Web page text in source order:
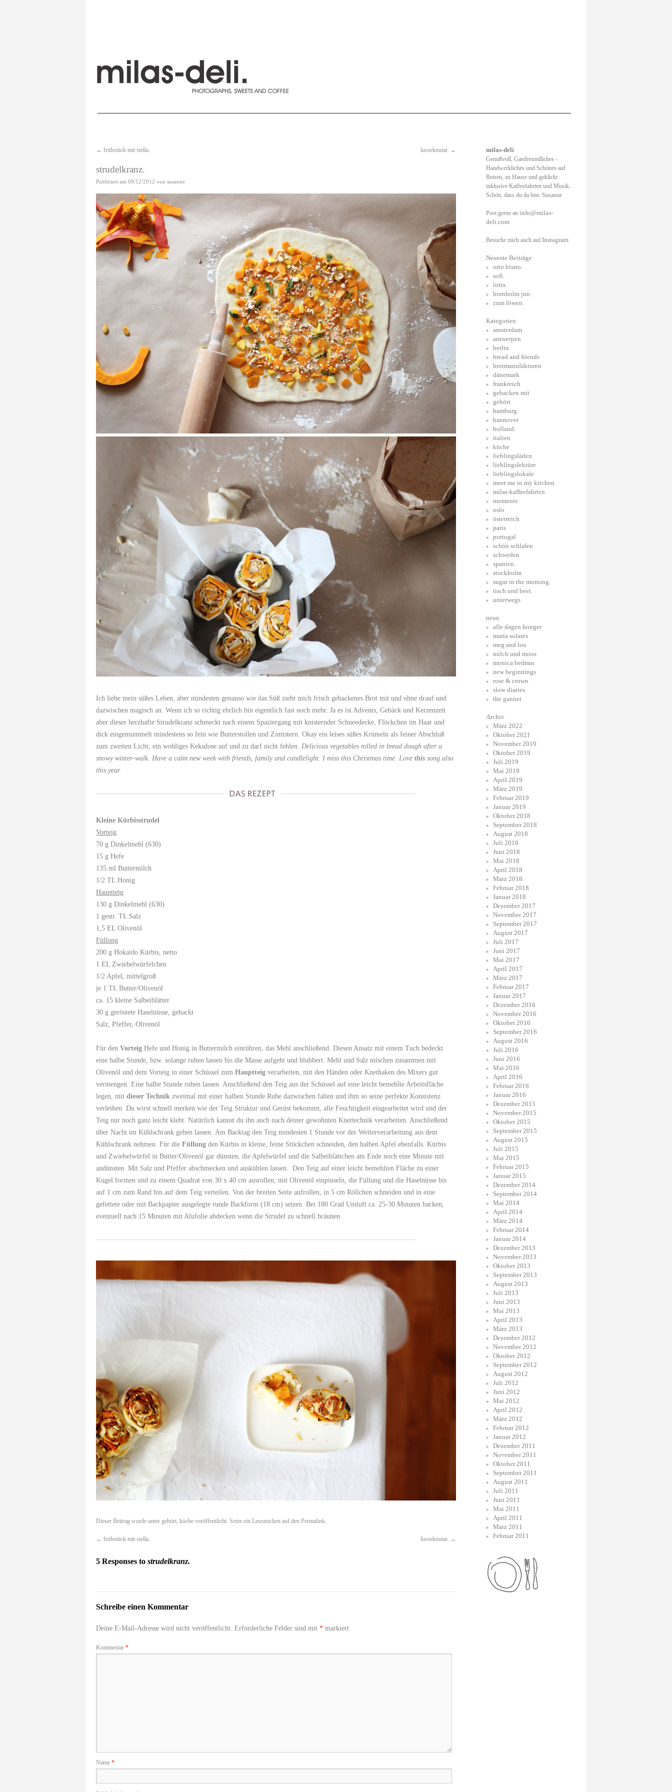
← frühstück mit stella. lusseknutar. →
strudelkranz.
Publiziert am 09/12/2012 von susanne
Ich liebe mein süßes Leben, aber mindesten genauso wie das Süß zieht mich frisch gebackenes Brot mit und ohne drauf und
dazwischen magisch an. Wenn ich so richtig ehrlich bin eigentlich fast noch mehr. Ja es ist Advents, Gebäck und Kerzenzeit
aber dieser herzhafte Strudelkranz schmeckt nach einem Spaziergang mit knisternder Schneedecke, Flöckchen im Haar und
dick eingemummelt mindestens so fein wie Butterstollen und Zimtstern. Okay ein leises süßes Krümeln als feiner Abschluß
zum zweiten Licht, ein wohliges Keksdose auf und zu darf nicht fehlen. Delicious vegetables rolled in bread dough after a
snowy winter-walk. Have a calm new week with friends, family and candlelight. I miss this Christmas time. Love this song also
this year.
Kleine Kürbisstrudel
Vorteig
70 g Dinkelmehl (630)
15 g Hefe
135 ml Buttermilch
1/2 TL Honig
Hauptteig
130 g Dinkelmehl (630)
1 gestr. TL Salz
1,5 EL Olivenöl
Füllung
200 g Hokaido Kürbis, netto
1 EL Zwiebelwürfelchen
1/2 Apfel, mittelgroß
je 1 TL Butter/Olivenöl
ca. 15 kleine Salbeiblätter
30 g geröstete Haselnüsse, gehackt
Salz, Pfeffer, Olivenöl
Für den Vorteig Hefe und Honig in Buttermilch einrühren, das Mehl anschließend. Diesen Ansatz mit einem Tuch bedeckt
eine halbe Stunde, bzw. solange ruhen lassen bis die Masse aufgeht und blubbert. Mehl und Salz mischen zusammen mit
Olivenöl und dem Vorteig in einer Schüssel zum Hauptteig verarbeiten, mit den Händen oder Knethaken des Mixers gut
vermengen. Eine halbe Stunde ruhen lassen. Anschließend den Teig aus der Schüssel auf eine leicht bemehlte Arbeitsfläche
legen, mit dieser Technik zweimal mit einer halben Stunde Ruhe dazwischen falten und ihm so seine perfekte Konsistenz
verleihen. Du wirst schnell merken wie der Teig Struktur und Gerüst bekommt, alle Feuchtigkeit eingearbeitet wird und der
Teig nur noch ganz leicht klebt. Natürlich kannst du ihn auch nach deiner gewohnten Knettechnik verarbeiten. Anschließend
über Nacht im Kühlschrank gehen lassen. Am Backtag den Teig mindesten 1 Stunde vor der Weiterverarbeitung aus dem
Kühlschrank nehmen. Für die Füllung den Kürbis in kleine, feine Stückchen schneiden, den halben Apfel ebenfalls. Kürbis
und Zwiebelwürfel in Butter/Olivenöl gar dünsten, die Apfelwürfel und die Salbeiblättchen am Ende noch eine Minute mit
andünsten. Mit Salz und Pfeffer abschmecken und auskühlen lassen. Den Teig auf einer leicht bemehlten Fläche zu einer
Kugel formen und zu einem Quadrat von 30 x 40 cm ausrollen, mit Olivenöl einpinseln, die Füllung und die Haselnüsse bis
auf 1 cm zum Rand hin auf dem Teig verteilen. Von der breiten Seite aufrollen, in 5 cm Röllchen schneiden und in eine
gefettete oder mit Backpapier ausgelegte runde Backform (18 cm) setzen. Bei 180 Grad Umluft ca. 25-30 Minuten backen,
eventuell nach 15 Minuten mit Alufolie abdecken wenn die Strudel zu schnell bräunen.
Dieser Beitrag wurde unter gehört, küche veröffentlicht. Setze ein Lesezeichen auf den Permalink.
← frühstück mit stella. lusseknutar. →
5 Responses to strudelkranz.
Schreibe einen Kommentar
Deine E-Mail-Adresse wird nicht veröffentlicht. Erforderliche Felder sind mit * markiert
Kommentar *
Name *
milas-deli
Genußvoll, Gastfreundliches -
Handwerkliches und Schönes auf
Reisen, zu Hause und geklickt
inklusive Kaffeefahrten und Musik.
Schön, dass du da bist. Susanne
Post gerne an info@milas-
deli.com
Besuche mich auch auf Instagram
Neueste Beiträge
orto.bistro.
sofi.
lotta.
bornholm jun.
zum löwen.
Kategorien
amsterdam
antwerpen
berlin
bread and friends
brotmanufakturen
dänemark
frankreich
gebacken mit
gehört
hamburg
hannover
holland.
italien
küche
lieblingsläden
lieblingslektüre
lieblingslokale
meet me in my kitchen
milas-kaffeefahrten
momente
oslo
österreich
paris
portugal
schön schlafen
schweden
spanien.
stockholm
sugar in the morning.
tisch und beet.
unterwegs
neun
alle dagen honger
maría solares
meg and lou
milch und moos
monica bedmar
new beginnings
rose & crown
slow diaries
the gannet
Archiv
März 2022
Oktober 2021
November 2019
Oktober 2019
Juli 2019
Mai 2019
April 2019
März 2019
Februar 2019
Januar 2019
Oktober 2018
September 2018
August 2018
Juli 2018
Juni 2018
Mai 2018
April 2018
März 2018
Februar 2018
Januar 2018
Dezember 2017
November 2017
September 2017
August 2017
Juli 2017
Juni 2017
Mai 2017
April 2017
März 2017
Februar 2017
Januar 2017
Dezember 2016
November 2016
Oktober 2016
September 2016
August 2016
Juli 2016
Juni 2016
Mai 2016
April 2016
Februar 2016
Januar 2016
Dezember 2015
November 2015
Oktober 2015
September 2015
August 2015
Juli 2015
Mai 2015
Februar 2015
Januar 2015
Dezember 2014
September 2014
Mai 2014
April 2014
März 2014
Februar 2014
Januar 2014
Dezember 2013
November 2013
Oktober 2013
September 2013
August 2013
Juli 2013
Juni 2013
Mai 2013
April 2013
März 2013
Dezember 2012
November 2012
Oktober 2012
September 2012
August 2012
Juli 2012
Juni 2012
Mai 2012
April 2012
März 2012
Februar 2012
Januar 2012
Dezember 2011
November 2011
Oktober 2011
September 2011
August 2011
Juli 2011
Juni 2011
Mai 2011
April 2011
März 2011
Februar 2011